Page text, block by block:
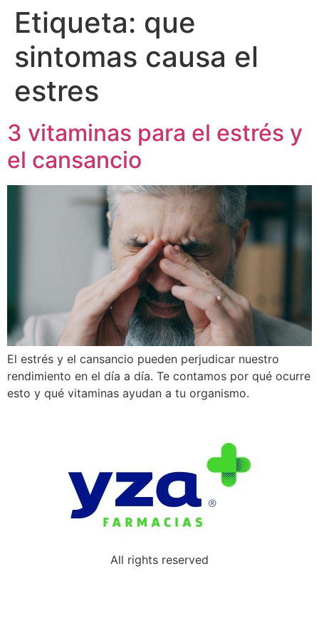
Etiqueta: que
sintomas causa el
estres
3 vitaminas para el estrés y
el cansancio
El estrés y el cansancio pueden perjudicar nuestro
rendimiento en el día a día. Te contamos por qué ocurre
esto y qué vitaminas ayudan a tu organismo.
All rights reserved